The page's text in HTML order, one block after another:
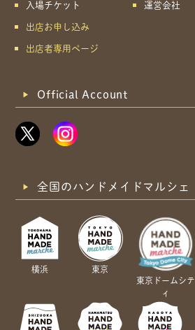
入場チケット
出店お申し込み
出店者専用ページ
運営会社
Official Account
全国のハンドメイドマルシェ
横浜
東京
東京ドームシテ
ィ